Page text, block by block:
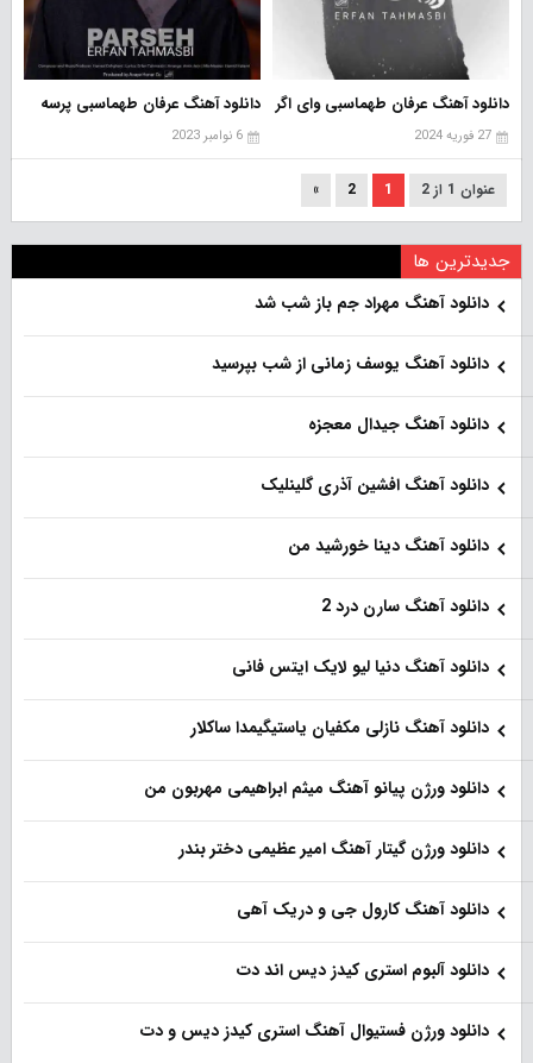
دانلود آهنگ عرفان طهماسبی وای اگر
27 فوریه 2024
دانلود آهنگ عرفان طهماسبی پرسه
6 نوامبر 2023
عنوان 1 از 2 1
2
»
جدیدترین ها
دانلود آهنگ مهراد جم باز شب شد
دانلود آهنگ یوسف زمانی از شب بپرسید
دانلود آهنگ جیدال معجزه
دانلود آهنگ افشین آذری گلینلیک
دانلود آهنگ دینا خورشید من
دانلود آهنگ سارن درد 2
دانلود آهنگ دنیا لیو لایک ایتس فانی
دانلود آهنگ نازلی مکفیان یاستیگیمدا ساکلار
دانلود ورژن پیانو آهنگ میثم ابراهیمی مهربون من
دانلود ورژن گیتار آهنگ امیر عظیمی دختر بندر
دانلود آهنگ کارول جی و دریک آهی
دانلود آلبوم استری کیدز دیس اند دت
دانلود ورژن فستیوال آهنگ استری کیدز دیس و دت